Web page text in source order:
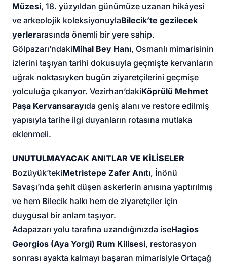
Müzesi, 18. yüzyıldan günümüze uzanan hikâyesi
ve arkeolojik koleksiyonuylaBilecik’te gezilecek
yerlerarasında önemli bir yere sahip.
Gölpazarı’ndakiMihal Bey Hanı, Osmanlı mimarisinin
izlerini taşıyan tarihi dokusuyla geçmişte kervanların
uğrak noktasıyken bugün ziyaretçilerini geçmişe
yolculuğa çıkarıyor. Vezirhan’dakiKöprülü Mehmet
Paşa Kervansarayıda geniş alanı ve restore edilmiş
yapısıyla tarihe ilgi duyanların rotasına mutlaka
eklenmeli.
UNUTULMAYACAK ANITLAR VE KİLİSELER
Bozüyük’tekiMetristepe Zafer Anıtı, İnönü
Savaşı’nda şehit düşen askerlerin anısına yaptırılmış
ve hem Bilecik halkı hem de ziyaretçiler için
duygusal bir anlam taşıyor.
Adapazarı yolu tarafına uzandığınızda iseHagios
Georgios (Aya Yorgi) Rum Kilisesi, restorasyon
sonrası ayakta kalmayı başaran mimarisiyle Ortaçağ